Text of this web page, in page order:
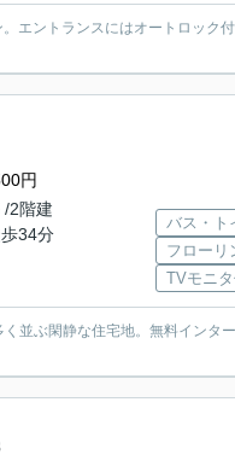
エントランスにはオートロック
円
/2階建
歩34分
バス・ト
フローリ
TVモニ
ぶ閑静な住宅地。無料インタ